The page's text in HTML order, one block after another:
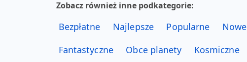
Zobacz również inne podkategorie:
Bezpłatne Najlepsze Popularne Nowe
Fantastyczne
Obce planety Kosmiczne